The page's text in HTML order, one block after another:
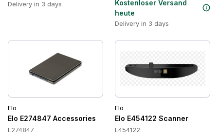
Delivery in 3 days
Kostenloser Versand
heute
Delivery in 3 days
Elo
Elo E274847 Accessories
E274847
Elo
Elo E454122 Scanner
E454122